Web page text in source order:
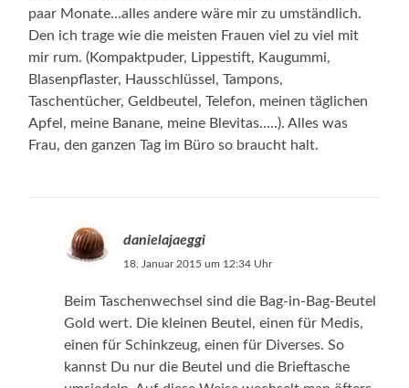
paar Monate…alles andere wäre mir zu umständlich.
Den ich trage wie die meisten Frauen viel zu viel mit
mir rum. (Kompaktpuder, Lippestift, Kaugummi,
Blasenpflaster, Hausschlüssel, Tampons,
Taschentücher, Geldbeutel, Telefon, meinen täglichen
Apfel, meine Banane, meine Blevitas…..). Alles was
Frau, den ganzen Tag im Büro so braucht halt.
danielajaeggi
18. Januar 2015 um 12:34 Uhr
Beim Taschenwechsel sind die Bag-in-Bag-Beutel
Gold wert. Die kleinen Beutel, einen für Medis,
einen für Schinkzeug, einen für Diverses. So
kannst Du nur die Beutel und die Brieftasche